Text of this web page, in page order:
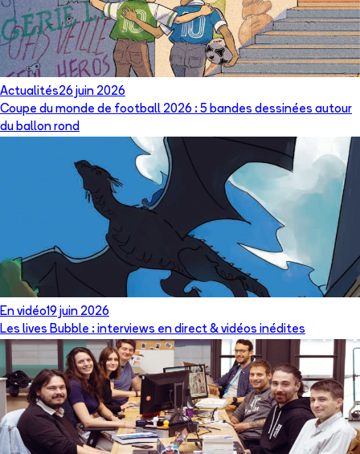
Actualités26 juin 2026
Coupe du monde de football 2026 : 5 bandes dessinées autour
du ballon rond
En vidéo19 juin 2026
Les lives Bubble : interviews en direct & vidéos inédites